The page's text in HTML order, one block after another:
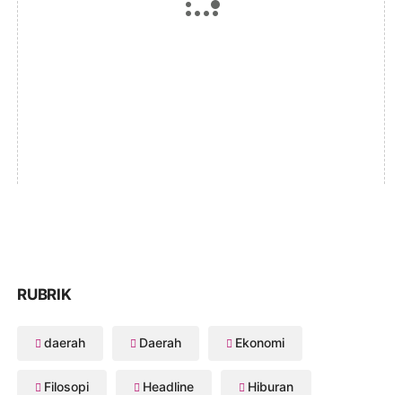
RUBRIK
daerah Daerah Ekonomi
Filosopi Headline Hiburan